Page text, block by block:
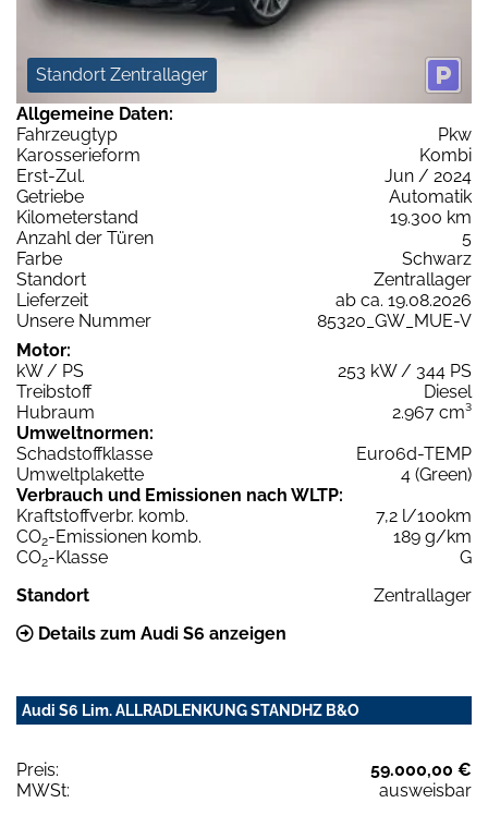
Standort Zentrallager
Allgemeine Daten:
Fahrzeugtyp
Pkw
Karosserieform
Kombi
Erst-Zul.
Jun / 2024
Getriebe
Automatik
Kilometerstand
19.300 km
Anzahl der Türen
5
Farbe
Schwarz
Standort
Zentrallager
Lieferzeit
ab ca. 19.08.2026
Unsere Nummer
85320_GW_MUE-V
Motor:
kW / PS
253 kW / 344 PS
Treibstoff
Diesel
Hubraum
2.967 cm³
Umweltnormen:
Schadstoffklasse
Euro6d-TEMP
Umweltplakette
4 (Green)
Verbrauch und Emissionen nach WLTP:
Kraftstoffverbr. komb.
7,2 l/100km
CO2-Emissionen komb.
189 g/km
CO2-Klasse
G
Standort
Zentrallager
Details zum Audi S6 anzeigen
Audi S6 Lim. ALLRADLENKUNG STANDHZ B&O
Preis:
59.000,00 €
MWSt:
ausweisbar